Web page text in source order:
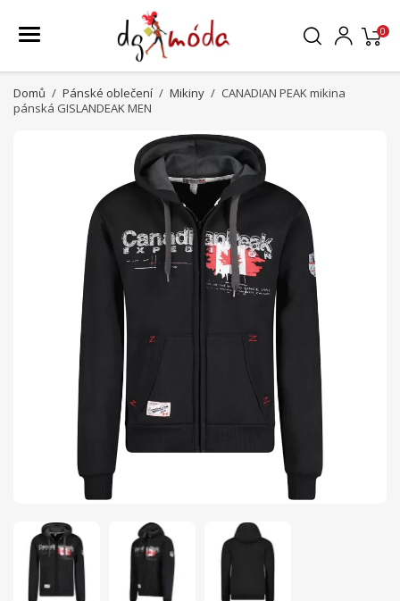
0
Domů Pánské oblečení Mikiny
CANADIAN PEAK mikina
pánská GISLANDEAK MEN